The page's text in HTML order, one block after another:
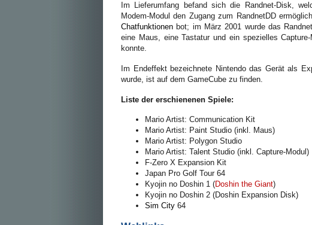
Im Lieferumfang befand sich die Randnet-Disk,
Modem-Modul den Zugang zum RandnetDD
Chatfunktionen bot; im März 2001 wurde das
eine Maus, eine Tastatur und ein spezielles
konnte.
Im Endeffekt bezeichnete Nintendo das Gerät als
wurde, ist auf dem GameCube zu finden.
Liste der erschienenen Spiele:
Mario Artist: Communication Kit
Mario Artist: Paint Studio (inkl. Maus)
Mario Artist: Polygon Studio
Mario Artist: Talent Studio (inkl. Capture-Modul)
F-Zero X Expansion Kit
Japan Pro Golf Tour 64
Kyojin no Doshin 1 (Doshin the Giant)
Kyojin no Doshin 2 (Doshin Expansion Disk)
Sim City 64